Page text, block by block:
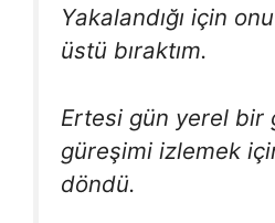
Yakalandığı için
üstü bıraktım.
Ertesi gün yerel bir
güreşimi izlemek
döndü.